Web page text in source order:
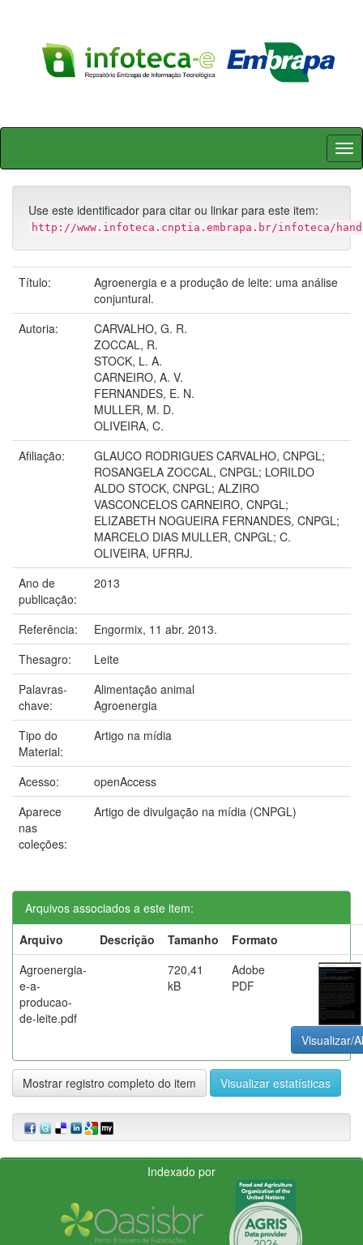
Skip
Use este identificador para citar ou linkar para este item:
http://www.infoteca.cnptia.embrapa.br/infoteca/
Título:
Agroenergia e a produção de leite: uma análise
conjuntural.
Autoria:
CARVALHO, G. R.
ZOCCAL, R.
STOCK, L. A.
CARNEIRO, A. V.
FERNANDES, E. N.
MULLER, M. D.
OLIVEIRA, C.
Afiliação:
GLAUCO RODRIGUES CARVALHO, CNPGL;
ROSANGELA ZOCCAL, CNPGL; LORILDO
ALDO STOCK, CNPGL; ALZIRO
VASCONCELOS CARNEIRO, CNPGL;
ELIZABETH NOGUEIRA FERNANDES, CNPGL;
MARCELO DIAS MULLER, CNPGL; C.
OLIVEIRA, UFRRJ.
Ano de
publicação:
2013
Referência:
Engormix, 11 abr. 2013.
Thesagro:
Leite
Palavras-
chave:
Alimentação animal
Agroenergia
Tipo do
Material:
Artigo na mídia
Acesso:
openAccess
Aparece
nas
coleções:
Artigo de divulgação na mídia (CNPGL)
Arquivos associados a este item:
Arquivo
Descrição Tamanho
Formato
Agroenergia-
e-a-
producao-
de-leite.pdf
720,41
kB
Adobe
PDF
Visualizar/
Mostrar registro completo do item Visualizar estatísticas
Indexado por